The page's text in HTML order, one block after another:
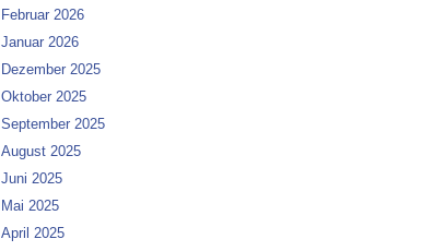
Februar 2026
Januar 2026
Dezember 2025
Oktober 2025
September 2025
August 2025
Juni 2025
Mai 2025
April 2025